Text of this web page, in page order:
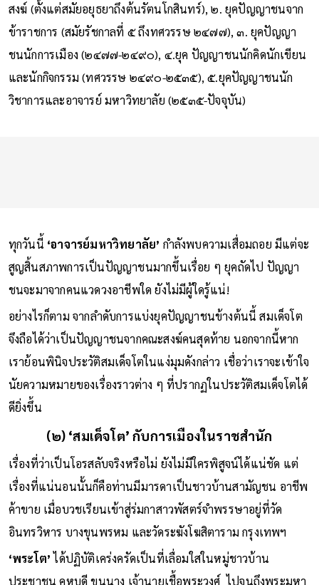
สงฆ์ (ตั้งแต่สมัยอยุธยาถึงต้นรัตนโกสินทร์), ๒. ยุคปัญญาชนจาก
ข้าราชการ (สมัยรัชกาลที่ ๕ ถึงทศวรรษ ๒๔๗๗), ๓. ยุคปัญญา
ชนนักการเมือง (๒๔๗๗-๒๔๙๐), ๔.ยุค ปัญญาชนนักคิดนักเขียน
และนักกิจกรรม (ทศวรรษ ๒๔๙๐-๒๕๓๕), ๕.ยุคปัญญาชนนัก
วิชาการและอาจารย์ มหาวิทยาลัย (๒๕๓๕-ปัจจุบัน)
ทุกวันนี้ ‘อาจารย์มหาวิทยาลัย’ กำลังพบความเสื่อมถอย มีแต่จะ
สูญสิ้นสภาพการเป็นปัญญาชนมากขึ้นเรื่อย ๆ ยุคถัดไป ปัญญา
ชนจะมาจากคนแวดวงอาชีพใด ยังไม่มีผู้ใดรู้แน่!
อย่างไรก็ตาม จากลำดับการแบ่งยุคปัญญาชนข้างต้นนี้ สมเด็จโต
จึงถือได้ว่าเป็นปัญญาชนจากคณะสงฆ์คนสุดท้าย นอกจากนี้หาก
เราย้อนพินิจประวัติสมเด็จโตในแง่มุมดังกล่าว เชื่อว่าเราจะเข้าใจ
นัยความหมายของเรื่องราวต่าง ๆ ที่ปรากฏในประวัติสมเด็จโตได้
ดียิ่งขึ้น
(๒) ‘สมเด็จโต’ กับการเมืองในราชสำนัก
เรื่องที่ว่าเป็นโอรสลับจริงหรือไม่ ยังไม่มีใครพิสูจน์ได้แน่ชัด แต่
เรื่องที่แน่นอนนั้นก็คือท่านมีมารดาเป็นชาวบ้านสามัญชน อาชีพ
ค้าขาย เมื่อบวชเรียนเข้าสู่ร่มกาสาวพัสตร์จำพรรษาอยู่ที่วัด
อินทรวิหาร บางขุนพรหม และวัดระฆังโฆสิตาราม กรุงเทพฯ
‘พระโต’ได้ปฏิบัติเคร่งครัดเป็นที่เลื่อมใสในหมู่ชาวบ้าน
ประชาชน คหบดี ขุนนาง เจ้านายเชื้อพระวงศ์ ไปจนถึงพระมหา